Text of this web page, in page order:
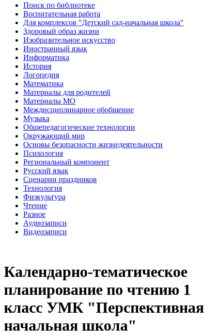
Поиск по библиотеке
Воспитательная работа
Для комплексов "Детский сад-начальная школа"
Здоровый образ жизни
Изобразительное искусство
Иностранный язык
Информатика
История
Логопедия
Математика
Материалы для родителей
Материалы МО
Междисциплинарное обобщение
Музыка
Общепедагогические технологии
Окружающий мир
Основы безопасности жизнедеятельности
Психология
Региональный компонент
Русский язык
Сценарии праздников
Технология
Физкультура
Чтение
Разное
Аудиозаписи
Видеозаписи
Календарно-тематическое
планирование по чтению 1
класс УМК "Перспективная
начальная школа"